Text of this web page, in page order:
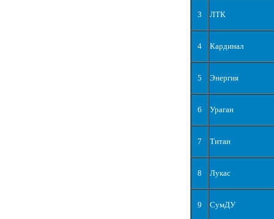
3 ЛТК
4 Кардинал
5 Энергия
6 Ураган
7 Титан
8 Лукас
9 СумДУ